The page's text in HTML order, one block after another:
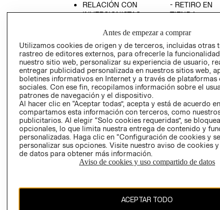
RELACIÓN CON
INVERSIONISTAS
POLÍTICA
EMPRESARIAL
- RETIRO EN
TIENDA
CONDICIONES
AVISO DE
PRIVACIDAD
GIFT CARD
AVISO DE
Antes de empezar a comprar
Utilizamos cookies de origen y de terceros, incluidas otras
rastreo de editores externos, para ofrecerle la
nuestro sitio web, personalizar su experiencia de usuario,
entregar publicidad personalizada en nuestros sitios web,
boletines informativos en Internet y a través de plataformas
sociales. Con ese fin, recopilamos información sobre el
patrones de navegación y el dispositivo.
Al hacer clic en “Aceptar todas”, acepta y está de acuerdo
compartamos esta información con terceros, como
publicitarios. Al elegir “Solo cookies requeridas”, se
opcionales, lo que limita nuestra entrega de contenido y
personalizadas. Haga clic en “Configuración de cookies y
personalizar sus opciones. Visite nuestro aviso de cookies
de datos para obtener más información.
Aviso de cookies y uso compartido de datos
ACEPTAR TODO